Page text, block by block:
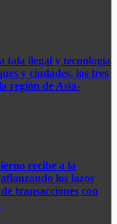
tala ilegal y tecnología
y ciudades, los tres
región de Asia-
recibe a la
los lazos
transacciones con